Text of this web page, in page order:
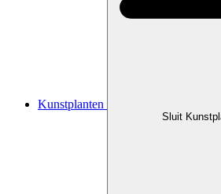
Kunstplanten
Sluit